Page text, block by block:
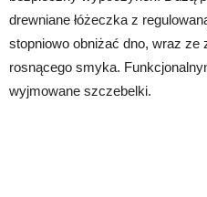
drewniane łóżeczka z
stopniowo obniżać dno, wraz
rosnącego smyka.
wyjmowane szczebelki.